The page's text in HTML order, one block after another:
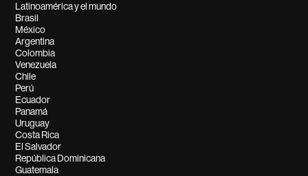
Latinoamérica y el mundo
Brasil
México
Argentina
Colombia
Venezuela
Chile
Perú
Ecuador
Panamá
Uruguay
Costa Rica
El Salvador
República Dominicana
Guatemala